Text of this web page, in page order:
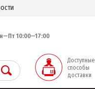
10:00—17:00
Доступные
способы
доставки